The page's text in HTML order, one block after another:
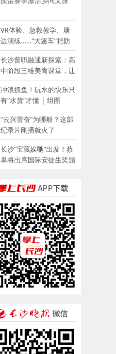
VR体验、急救教学、塘
边演练……“大篷车”把防
溺水课堂搬到乡村青少年
家门口
长沙普职融通新探索：高
中阶段三维美育课堂，让
少年向美而生
冲浪抓鱼！玩水的快乐只
有“水货”才懂 | 组图
“云兴雷奋”为哪般？这部
纪录片刚播就火了
长沙“宝藏娭毑”出发！蔡
皋将出席国际安徒生奖颁